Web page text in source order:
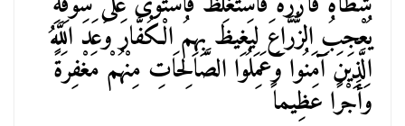
يُعْجِبُ الزُّرَّاعَ لِيَغِيظَ بِهِمُ الْكُفَّارَ وَعَدَ اللَّهُ
الَّذِينَ آَمَنُوا وَعَمِلُوا الصَّالِحَاتِ مِنْهُمْ مَغْفِرَةً
وَأَجْرًا عَظِيماً